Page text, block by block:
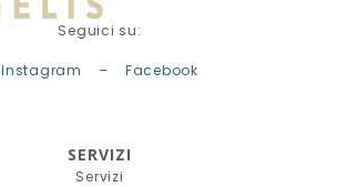
Seguici su:
Instagram – Facebook
SERVIZI
Servizi